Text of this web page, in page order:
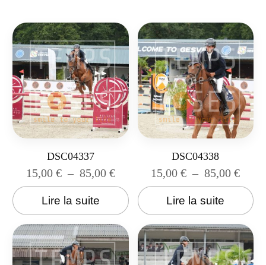
DSC04337
15,00 € – 85,00 €
Lire la suite
DSC04338
15,00€ – 85,00€
Lire la suite